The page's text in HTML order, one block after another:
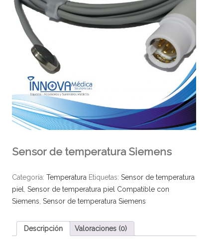
Sensor de temperatura Siemens
Categoría: Temperatura Etiquetas: Sensor de temperatura
piel
Sensor de temperatura piel Compatible con
Siemens Sensor de temperatura Siemens
Descripción Valoraciones (0)